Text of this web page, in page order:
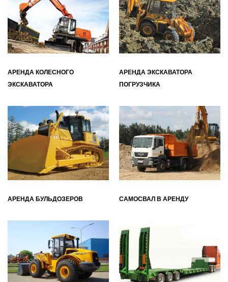
АРЕНДА КОЛЕСНОГО
ЭКСКАВАТОРА
АРЕНДА ЭКСКАВАТОРА
ПОГРУЗЧИКА
АРЕНДА БУЛЬДОЗЕРОВ САМОСВАЛ В АРЕНДУ